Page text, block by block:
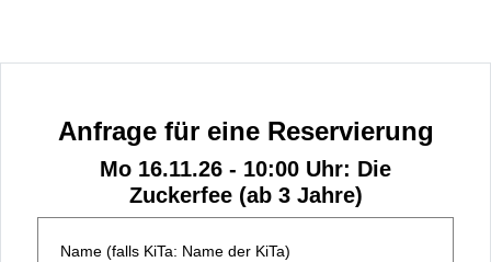
Anfrage für eine Reservierung
Mo 16.11.26 - 10:00 Uhr: Die
Zuckerfee (ab 3 Jahre)
Name (falls KiTa: Name der KiTa)